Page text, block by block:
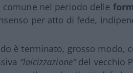
comune nel periodo delle
per atto di fede,
è terminato, grosso modo,
“laicizzazione”del vecchio